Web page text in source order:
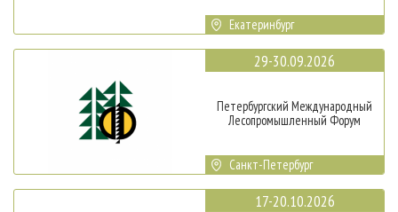
Екатеринбург
29-30.09.2026
Петербургский Международный
Лесопромышленный Форум
Санкт-Петербург
17-20.10.2026